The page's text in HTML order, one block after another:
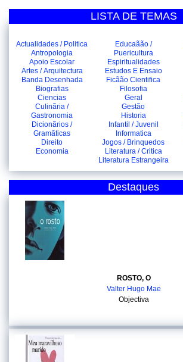
LISTA DE TEMAS
Actualidades / Politica
Antropologia
Apoio Escolar
Artes / Arquitectura
Banda Desenhada
Biografias
Ciencias
Culinãria /
Gastronomia
Dicionãrios /
Gramãticas
Direito
Economia
Educaãão /
Puericultura
Espiritualidades
Estudos E Ensaio
Ficãão Cientifica
Filosofia
Geral
Gestão
Historia
Infantil / Juvenil
Informatica
Jogos / Brinquedos
Literatura / Critica
Literatura Estrangeira
Destaques
ROSTO, O
Valter Hugo Mae
Objectiva